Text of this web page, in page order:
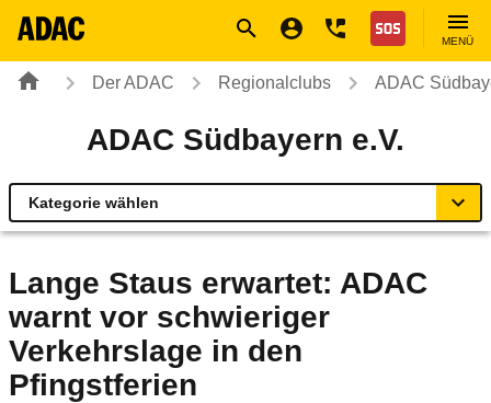
Nothilfe
MENÜ
Der ADAC Regionalclubs ADAC
ADAC Südbayern e.V.
Kategorie wählen
Geschäftsstellen & Reisebüros
Verkehr & Mobilität
Lange Staus erwartet: ADAC
warnt vor schwieriger
Verkehrslage in den
Pfingstferien